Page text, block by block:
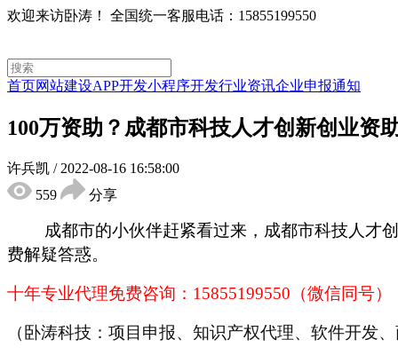
欢迎来访卧涛！ 全国统一客服电话：15855199550
首页网站建设APP开发小程序开发行业资讯企业申报通知
100万资助？成都市科技人才创新创业资
许兵凯 / 2022-08-16 16:58:00
559
分享
成都市的小伙伴赶紧看过来，成都市科技人才
费解疑答惑。
十年专业代理免费咨询： 15855199550（微信同号）
（卧涛科技：项目申报、知识产权代理、软件开发